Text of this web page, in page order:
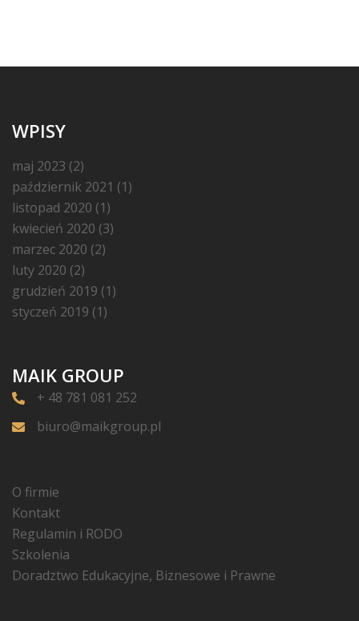
WPISY
maj 2023 (2)
październik 2021 (1)
listopad 2020 (1)
kwiecień 2020 (3)
marzec 2020 (2)
luty 2020 (2)
grudzień 2019 (1)
styczeń 2019 (1)
MAIK GROUP
+ 48 781 081 252
biuro@maikgroup.pl
O firmie
Kontakt
Regulamin i RODO
Szkolenia
Doradztwo Edukacyjne, Biznesowe i Prawne